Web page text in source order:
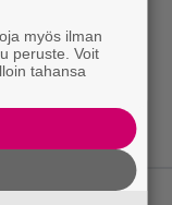
myös ilman
peruste. Voit
tahansa